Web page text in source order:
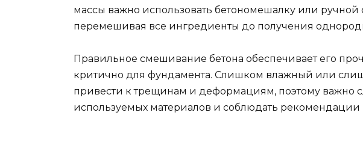
массы важно использовать бетономешалку или ручной
перемешивая все ингредиенты до получения
Правильное смешивание бетона обеспечивает его
критично для фундамента. Слишком влажный или
привести к трещинам и деформациям, поэтому важно
используемых материалов и соблюдать рекомендации